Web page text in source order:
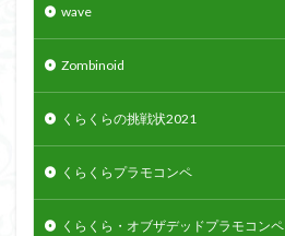
wave
Zombinoid
くらくらの挑戦状2021
くらくらプラモコンペ
くらくら・オブザデッドプラモコンペ